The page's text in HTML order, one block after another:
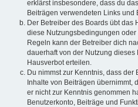
erklärst insbesondere, dass du
Beiträgen verwendeten Links und
Der Betreiber des Boards übt das
diese Nutzungsbedingungen
Regeln kann der Betreiber dich
dauerhaft von der Nutzung
Hausverbot erteilen.
Du nimmst zur Kenntnis, dass der
Inhalte von Beiträgen übernimmt,
er nicht zur Kenntnis genommen
Benutzerkonto, Beiträge und